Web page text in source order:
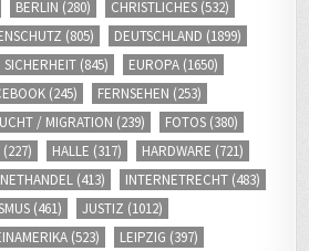
BERLIN (280) CHRISTLICHES (532)
(805) DEUTSCHLAND (1899)
SICHERHEIT (845) EUROPA (1650)
(245) FERNSEHEN (253)
/ MIGRATION (239) FOTOS (380)
(227) HALLE (317) HARDWARE (721)
(413) INTERNETRECHT (483)
(461) JUSTIZ (1012)
(523) LEIPZIG (397)